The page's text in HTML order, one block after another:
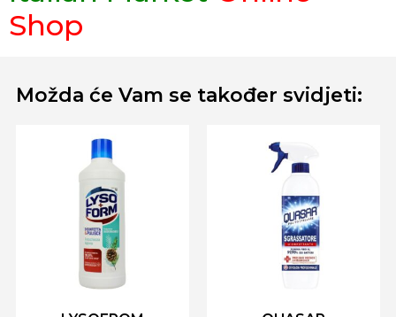
Shop
Možda će Vam se također svidjeti: